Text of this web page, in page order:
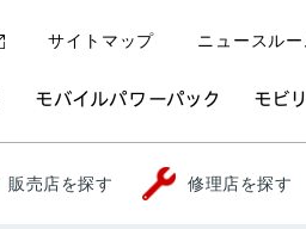
モバイルパワーパック モビ
サイトマップ ニュースルー
販売店を探す 修理店を探す